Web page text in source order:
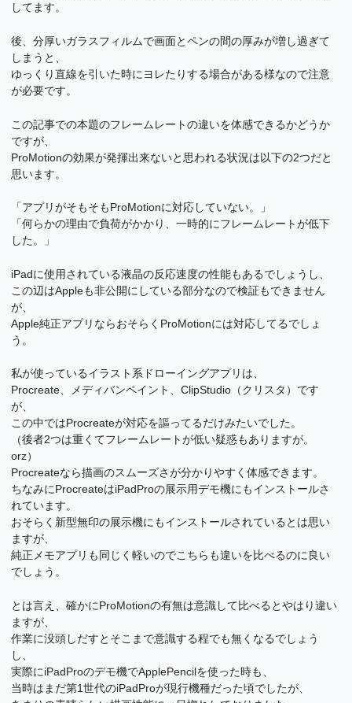
してます。
後、分厚いガラスフィルムで画面とペンの間の厚みが増し過ぎて
しまうと、
ゆっくり直線を引いた時にヨレたりする場合がある様なので注意
が必要です。
この記事での本題のフレームレートの違いを体感できるかどうか
ですが、
ProMotionの効果が発揮出来ないと思われる状況は以下の2つだと
思います。
「アプリがそもそもProMotionに対応していない。」
「何らかの理由で負荷がかかり、一時的にフレームレートが低下
した。」
iPadに使用されている液晶の反応速度の性能もあるでしょうし、
この辺はAppleも非公開にしている部分なので検証もできません
が、
Apple純正アプリならおそらくProMotionには対応してるでしょ
う。
私が使っているイラスト系ドローイングアプリは、
Procreate、メディバンペイント、ClipStudio（クリスタ）です
が、
この中ではProcreateが対応を謳ってるだけみたいでした。
（後者2つは重くてフレームレートが低い疑惑もありますが。
orz）
Procreateなら描画のスムーズさが分かりやすく体感できます。
ちなみにProcreateはiPadProの展示用デモ機にもインストールさ
れています。
おそらく新型無印の展示機にもインストールされているとは思い
ますが、
純正メモアプリも同じく軽いのでこちらも違いを比べるのに良い
でしょう。
とは言え、確かにProMotionの有無は意識して比べるとやはり違い
ますが、
作業に没頭しだすとそこまで意識する程でも無くなるでしょう
し、
実際にiPadProのデモ機でApplePencilを使った時も、
当時はまだ第1世代のiPadProが現行機種だった頃でしたが、